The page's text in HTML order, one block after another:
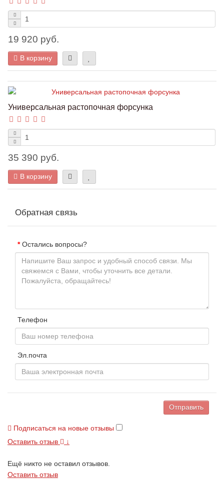
19 920 руб.
В корзину
Универсальная растопочная форсунка
35 390 руб.
В корзину
Обратная связь
Остались вопросы?
Телефон
Эл.почта
Отправить
Подписаться на новые отзывы
Оставить отзыв
↓
Ещё никто не оставил отзывов.
Оставить отзыв